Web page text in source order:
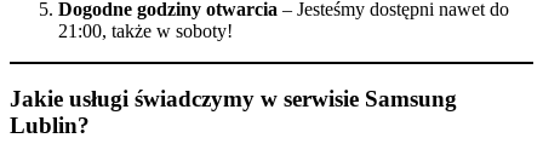
Dogodne godziny otwarcia – Jesteśmy dostępni nawet do
21:00, także w soboty!
Jakie usługi świadczymy w serwisie Samsung
Lublin?